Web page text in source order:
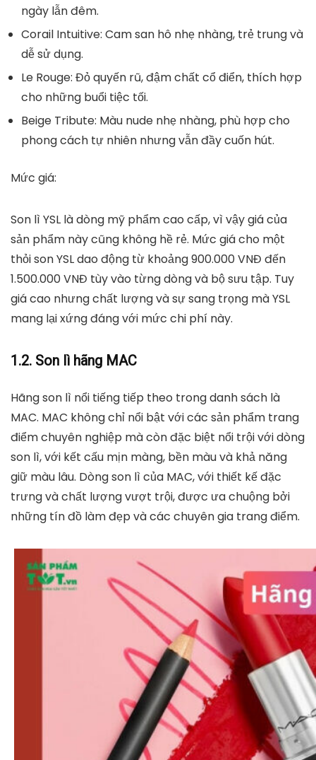
ngày lẫn đêm.
Corail Intuitive: Cam san hô nhẹ nhàng, trẻ trung và
dễ sử dụng.
Le Rouge: Đỏ quyến rũ, đậm chất cổ điển, thích hợp
cho những buổi tiệc tối.
Beige Tribute: Màu nude nhẹ nhàng, phù hợp cho
phong cách tự nhiên nhưng vẫn đầy cuốn hút.
Mức giá:
Son lì YSL là dòng mỹ phẩm cao cấp, vì vậy giá của
sản phẩm này cũng không hề rẻ. Mức giá cho một
thỏi son YSL dao động từ khoảng900.000 VNĐ đến
1.500.000 VNĐ tùy vào từng dòng và bộ sưu tập. Tuy
giá cao nhưng chất lượng và sự sang trọng mà YSL
mang lại xứng đáng với mức chi phí này.
1.2. Son lì hãng MAC
Hãng son lì nổi tiếng tiếp theo trong danh sách là
MAC. MAC không chỉ nổi bật với các sản phẩm trang
điểm chuyên nghiệp mà còn đặc biệt nổi trội với dòng
son lì, với kết cấu mịn màng, bền màu và khả năng
giữ màu lâu. Dòng son lì của MAC, với thiết kế đặc
trưng và chất lượng vượt trội, được ưa chuộng bởi
những tín đồ làm đẹp và các chuyên gia trang điểm.